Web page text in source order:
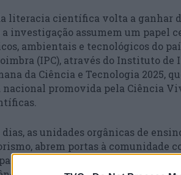
literacia científica volta a ganhar
investigação assumem um papel
ambientais e tecnológicos do
(IPC), através do Instituto de
da Ciência e Tecnologia 2025,
promovida pela Ciência
as unidades orgânicas de
abrem portas à comunidade
o trabalho desenvolvido por